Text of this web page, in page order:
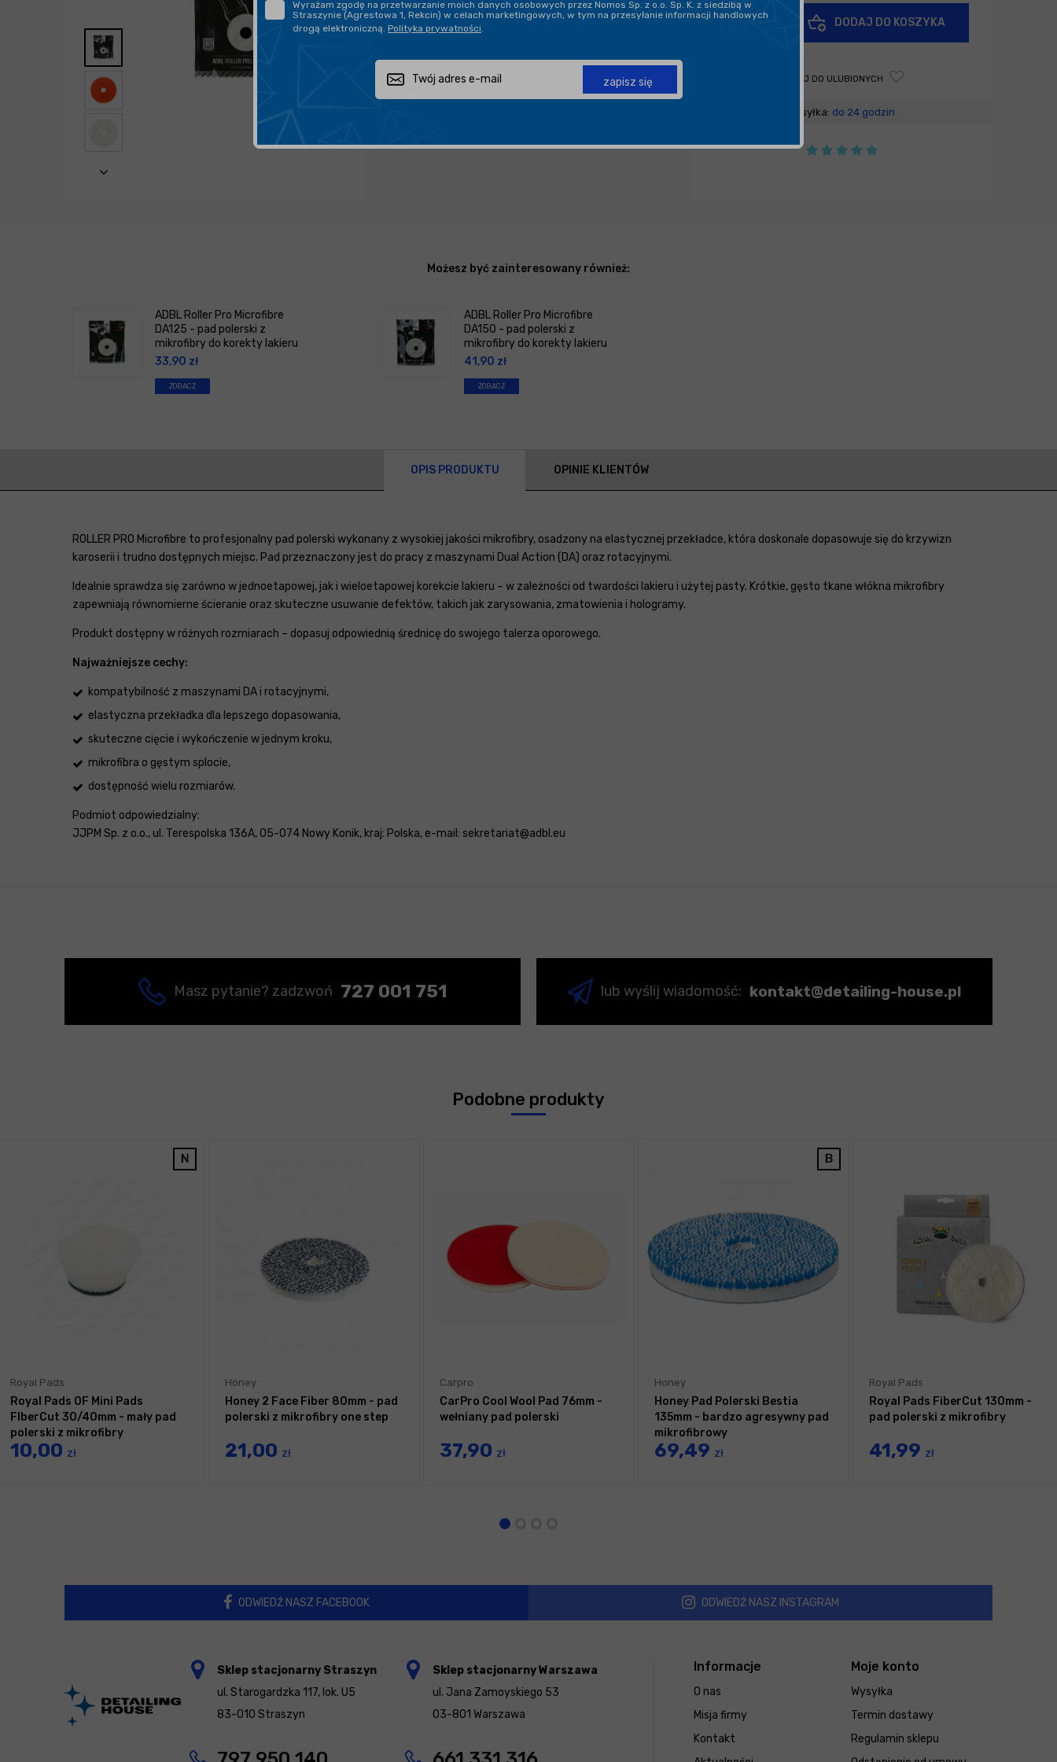
Zapytaj o produkt
+
DODAJ DO KOSZYKA
DODAJ DO ULUBIONYCH
Wysyłka: do 24 godzin
Możesz być zainteresowany również:
ADBL Roller Pro Microfibre
DA125 - pad polerski z
mikrofibry do korekty lakieru
33,90 zł
ZOBACZ
ADBL Roller Pro Microfibre
DA150 - pad polerski z
mikrofibry do korekty lakieru
41,90 zł
ZOBACZ
OPIS PRODUKTU OPINIE KLIENTÓW
ROLLER PRO Microfibre to profesjonalny pad polerski wykonany z wysokiej jakości mikrofibry, osadzony na elastycznej przekładce, która doskonale dopasowuje się do krzywizn
karoserii i trudno dostępnych miejsc. Pad przeznaczony jest do pracy z maszynami Dual Action (DA) oraz rotacyjnymi.
Idealnie sprawdza się zarówno w jednoetapowej, jak i wieloetapowej korekcie lakieru – w zależności od twardości lakieru i użytej pasty. Krótkie, gęsto tkane włókna mikrofibry
zapewniają równomierne ścieranie oraz skuteczne usuwanie defektów, takich jak zarysowania, zmatowienia i hologramy.
Produkt dostępny w różnych rozmiarach – dopasuj odpowiednią średnicę do swojego talerza oporowego.
Najważniejsze cechy:
kompatybilność z maszynami DA i rotacyjnymi,
elastyczna przekładka dla lepszego dopasowania,
skuteczne cięcie i wykończenie w jednym kroku,
mikrofibra o gęstym splocie,
dostępność wielu rozmiarów.
Podmiot odpowiedzialny:
JJPM Sp. z o.o., ul. Terespolska 136A, 05-074 Nowy Konik, kraj: Polska, e-mail: sekretariat@adbl.eu
Masz pytanie? zadzwoń 727 001 751 lub wyślij wiadomość: kontakt@detailing-house.pl
Podobne produkty
Royal Pads
Royal Pads OF Mini Pads
FIberCut 30/40mm - mały pad
polerski z mikrofibry
10,00 zł
Honey
Honey 2 Face Fiber 80mm - pad
polerski z mikrofibry one step
21,00 zł
Carpro
CarPro Cool Wool Pad 76mm -
wełniany pad polerski
37,90 zł
Honey
Honey Pad Polerski Bestia
135mm - bardzo agresywny pad
mikrofibrowy
69,49 zł
Royal Pads
Royal Pads FiberCut 130mm -
pad polerski z mikrofibry
41,99 zł
ODWIEDŹ NASZ FACEBOOK ODWIEDŹ NASZ INSTAGRAM
Wyrażam zgodę na przetwarzanie moich danych osobowych przez Nomos Sp. z o.o. Sp. K. z siedzibą w
Straszynie (Agrestowa 1, Rekcin) w celach marketingowych, w tym na przesyłanie informacji handlowych
drogą elektroniczną. Polityka prywatności
zapisz się
Informacje
O nas
Misja firmy
Kontakt
Moje konto
Wysyłka
Termin dostawy
Regulamin sklepu
Sklep stacjonarny Straszyn
ul. Starogardzka 117, lok. U5
83-010 Straszyn
Sklep stacjonarny Warszawa
ul. Jana Zamoyskiego 53
03-801 Warszawa